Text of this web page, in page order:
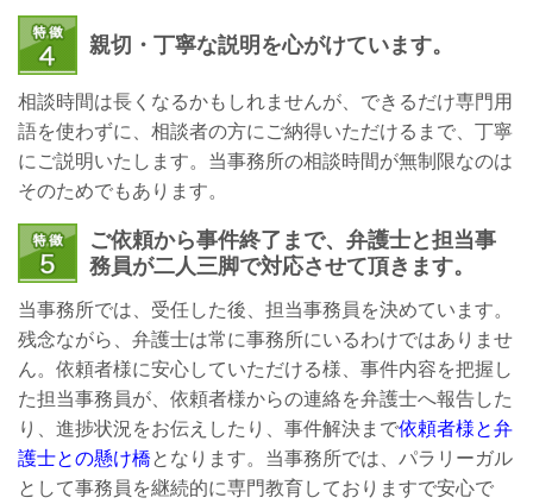
親切・丁寧な説明を心がけています。
相談時間は長くなるかもしれませんが、できるだけ専門用
語を使わずに、相談者の方にご納得いただけるまで、丁寧
にご説明いたします。当事務所の相談時間が無制限なのは
そのためでもあります。
ご依頼から事件終了まで、弁護士と担当事
務員が二人三脚で対応させて頂きます。
当事務所では、受任した後、担当事務員を決めています。
残念ながら、弁護士は常に事務所にいるわけではありませ
ん。依頼者様に安心していただける様、事件内容を把握し
た担当事務員が、依頼者様からの連絡を弁護士へ報告した
り、進捗状況をお伝えしたり、事件解決まで依頼者様と弁
護士との懸け橋となります。当事務所では、パラリーガル
として事務員を継続的に専門教育しておりますで安心で